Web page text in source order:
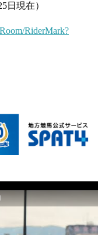
日現在）
RiderMark?